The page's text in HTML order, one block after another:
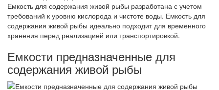
Емкость для содержания живой рыбы разработана с учетом
требований к уровню кислорода и чистоте воды. Емкость для
содержания живой рыбы идеально подходит для временного
хранения перед реализацией или транспортировкой.
Емкости предназначенные для
содержания живой рыбы